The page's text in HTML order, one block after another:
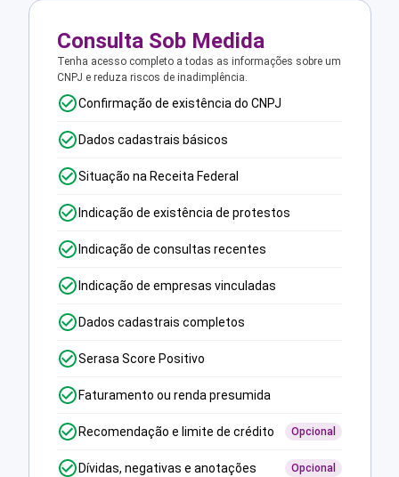
Consulta Sob Medida
Tenha acesso completo a todas as informações sobre um
CNPJ e reduza riscos de inadimplência.
Confirmação de existência do CNPJ
Dados cadastrais básicos
Situação na Receita Federal
Indicação de existência de protestos
Indicação de consultas recentes
Indicação de empresas vinculadas
Dados cadastrais completos
Serasa Score Positivo
Faturamento ou renda presumida
Recomendação e limite de crédito Opcional
Dívidas, negativas e anotações Opcional